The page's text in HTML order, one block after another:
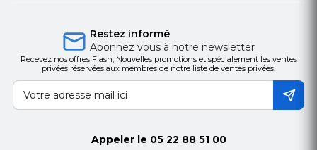
Restez informé
Abonnez vous à notre newsletter
Recevez nos offres Flash, Nouvelles promotions et spécialement les ventes
privées réservées aux membres de notre liste de ventes privées.
Appeler le 05 22 88 51 00